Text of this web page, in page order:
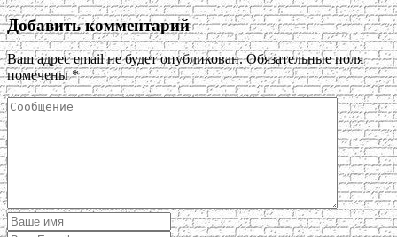
Добавить комментарий
Ваш адрес email не будет опубликован. Обязательные поля
помечены*